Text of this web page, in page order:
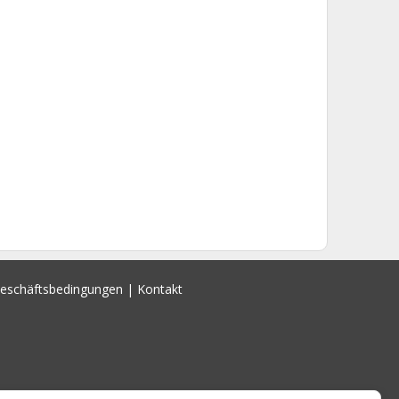
| Kontakt